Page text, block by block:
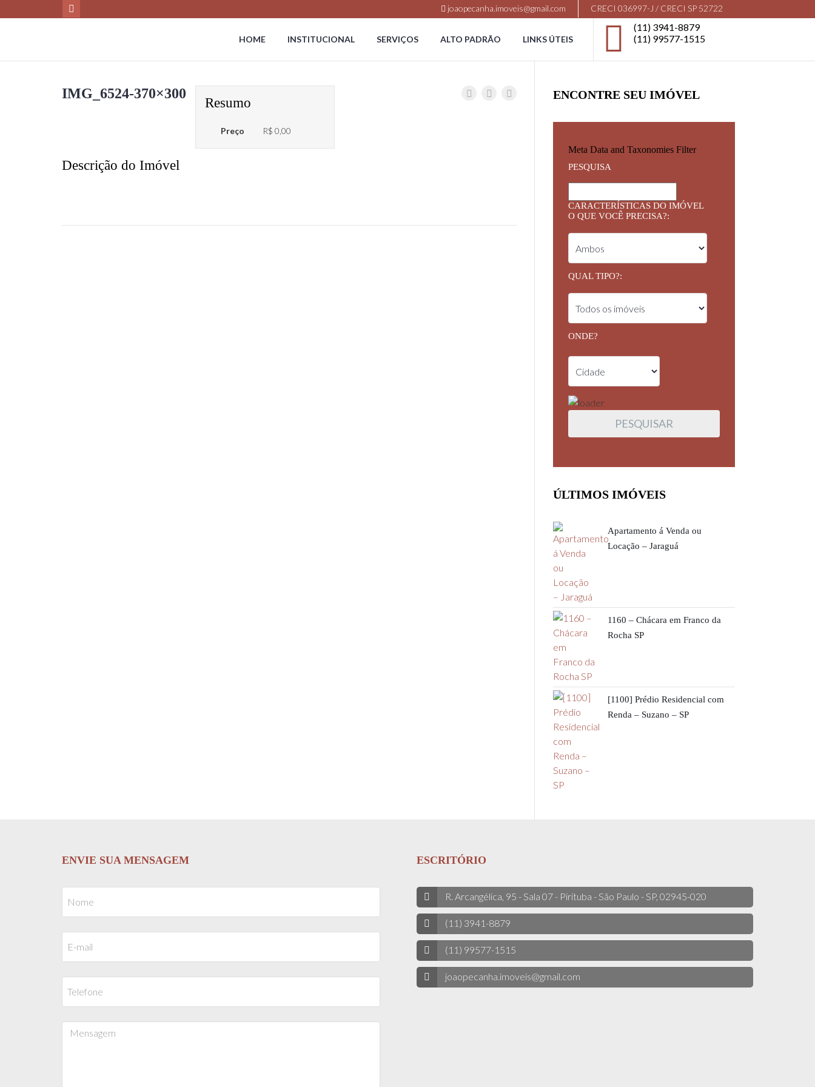
joaopecanha.imoveis@gmail.com CRECI 036997-J / CRECI SP 52722
(11) 3941-8879
(11) 99577-1515
HOME INSTITUCIONAL SERVIÇOS ALTO PADRÃO LINKS ÚTEIS
IMG_6524-370×300
Resumo
Preço R$ 0,00
Descrição do Imóvel
ENCONTRE SEU IMÓVEL
Meta Data and Taxonomies Filter
PESQUISA
CARACTERÍSTICAS DO IMÓVEL
O QUE VOCÊ PRECISA?:
QUAL TIPO?:
ONDE?
ÚLTIMOS IMÓVEIS
Apartamento á Venda ou
Locação – Jaraguá
1160 – Chácara em Franco da
Rocha SP
[1100] Prédio Residencial com
Renda – Suzano – SP
ENVIE SUA MENSAGEM ESCRITÓRIO
R. Arcangélica, 95 - Sala 07 - Pirituba - São Paulo - SP, 02945-020
(11) 3941-8879
(11) 99577-1515
joaopecanha.imoveis@gmail.com